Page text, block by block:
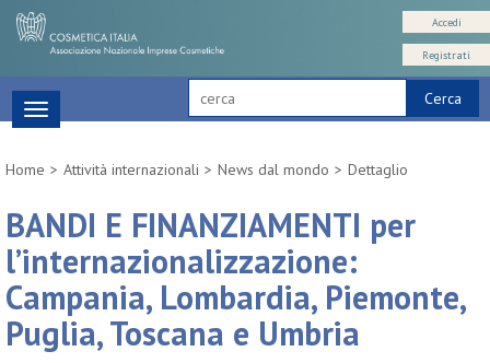
Cerca
Accedi
Registrati
Toggle
navigation
Home
Attività internazionali News dal mondo Dettaglio
BANDI E FINANZIAMENTI per
l’internazionalizzazione:
Campania, Lombardia, Piemonte,
Puglia, Toscana e Umbria